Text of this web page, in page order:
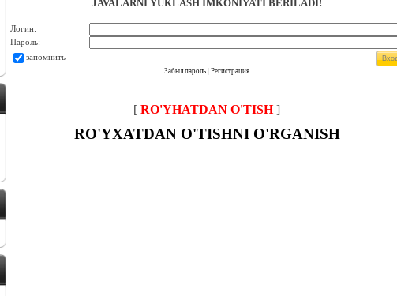
JAVALARNI YUKLASH IMKONIYATI BERILADI!
Логин:
Пароль:
запомнить
Забыл пароль Регистрация
[ RO'YHATDAN O'TISH]
RO'YXATDAN O'TISHNI O'RGANISH